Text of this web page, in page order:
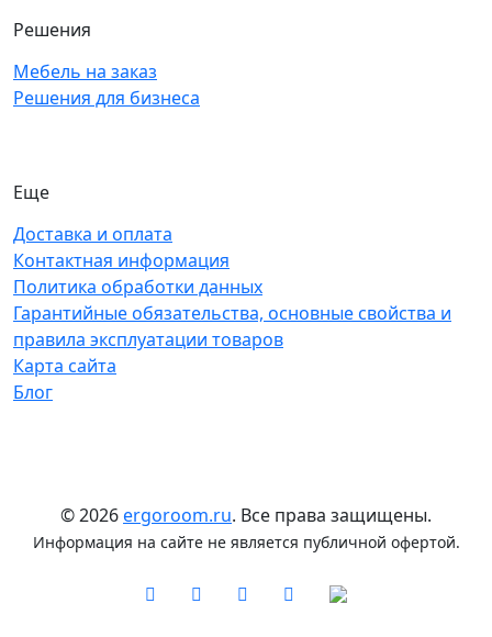
Решения
Мебель на заказ
Решения для бизнеса
Еще
Доставка и оплата
Контактная информация
Политика обработки данных
Гарантийные обязательства, основные свойства и
правила эксплуатации товаров
Карта сайта
Блог
© 2026ergoroom.ru. Все права защищены.
Информация на сайте не является публичной офертой.